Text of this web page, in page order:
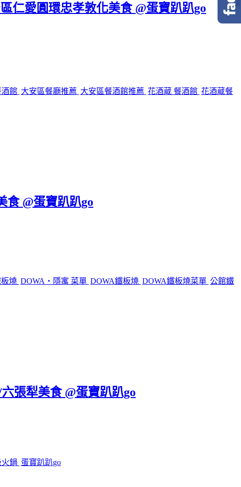
仁愛圓環忠孝敦化美食 @蛋寶趴趴go
酒館 大安區餐廳推薦 大安區餐酒館推薦 花酒蔵 餐酒館 花酒蔵餐
食 @蛋寶趴趴go
燒 DOWA・隱寓 菜單 DOWA鐵板燒 DOWA鐵板燒菜單 公館鐵
張犁美食 @蛋寶趴趴go
鍋 蛋寶趴趴go